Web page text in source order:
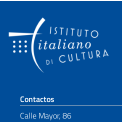
Sezione footer
Contactos
Calle Mayor, 86